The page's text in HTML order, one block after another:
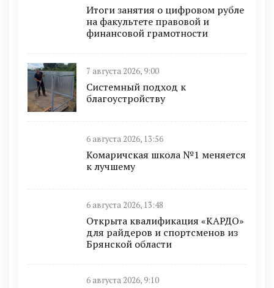
Итоги занятия о цифровом рубле
на факультете правовой и
финансовой грамотности
7 августа 2026, 9:00
Системный подход к
благоустройству
6 августа 2026, 13:56
Комаричская школа №1 меняется
к лучшему
6 августа 2026, 13:48
Открыта квалификация «КАРДО»
для райдеров и спортсменов из
Брянской области
6 августа 2026, 9:10